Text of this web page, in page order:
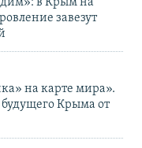
завезут
на карте мира».
Крыма от